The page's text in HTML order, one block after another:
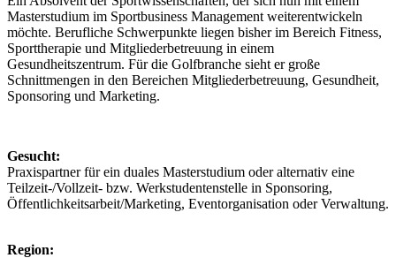
Masterstudium im Sportbusiness Management weiterentwickeln
möchte. Berufliche Schwerpunkte liegen bisher im Bereich Fitness,
Sporttherapie und Mitgliederbetreuung in einem
Gesundheitszentrum. Für die Golfbranche sieht er große
Schnittmengen in den Bereichen Mitgliederbetreuung, Gesundheit,
Sponsoring und Marketing.
Gesucht:
Praxispartner für ein duales Masterstudium oder alternativ eine
Teilzeit-/Vollzeit- bzw. Werkstudentenstelle in Sponsoring,
Öffentlichkeitsarbeit/Marketing, Eventorganisation oder Verwaltung.
Region: